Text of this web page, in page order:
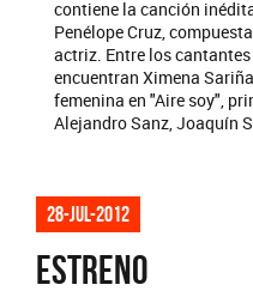
contiene la canción
Penélope Cruz,
actriz. Entre los
encuentran Ximena
femenina en "Aire soy",
Alejandro Sanz, Joaquín
28-jul-2012
ESTRENO